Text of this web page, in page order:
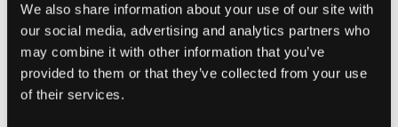
We also share information about your use of our site with
our social media, advertising and analytics partners who
may combine it with other information that you’ve
provided to them or that they’ve collected from your use
of their services.
VÄLJ STORLEK
Fri frakt på beställningar över 699 kr